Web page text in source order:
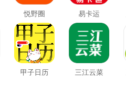
悦野圈 易卡运
甲子日历 三江云菜